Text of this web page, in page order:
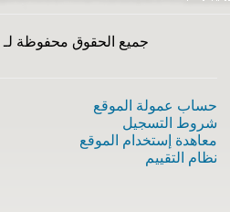
جميع الحقوق محفوظة لـ
حساب عمولة الموقع
شروط التسجيل
معاهدة إستخدام الموقع
نظام التقييم